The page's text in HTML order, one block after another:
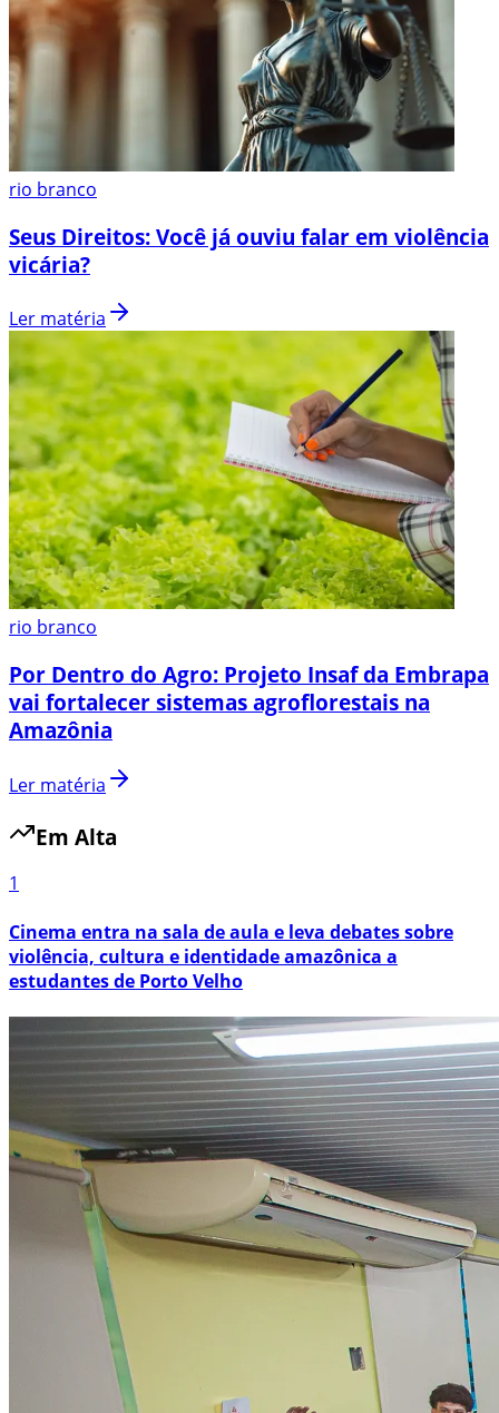
rio branco
Seus Direitos: Você já ouviu falar em violência
vicária?
Ler matéria
rio branco
Por Dentro do Agro: Projeto Insaf da Embrapa
vai fortalecer sistemas agroflorestais na
Amazônia
Ler matéria
Em Alta
1
Cinema entra na sala de aula e leva debates sobre
violência, cultura e identidade amazônica a
estudantes de Porto Velho